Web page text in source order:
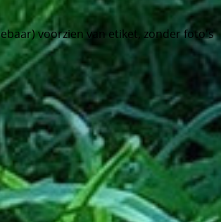
voorzien van etiket, zonder foto's